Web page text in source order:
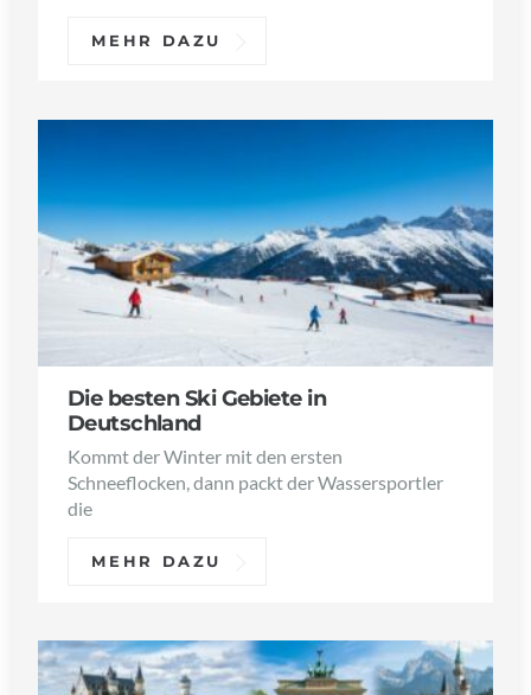
MEHR DAZU
Die besten Ski Gebiete in
Deutschland
Kommt der Winter mit den ersten
Schneeflocken, dann packt der Wassersportler
die
MEHR DAZU